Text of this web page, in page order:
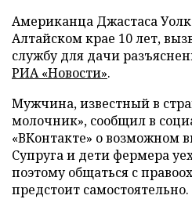
Американца Джастаса
Алтайском крае 10 лет,
службу для дачи
РИА «Новости».
Мужчина, известный в
молочник», сообщил в
«ВКонтакте» о возможном
Супруга и дети фермера
поэтому общаться с
предстоит самостоятельно.